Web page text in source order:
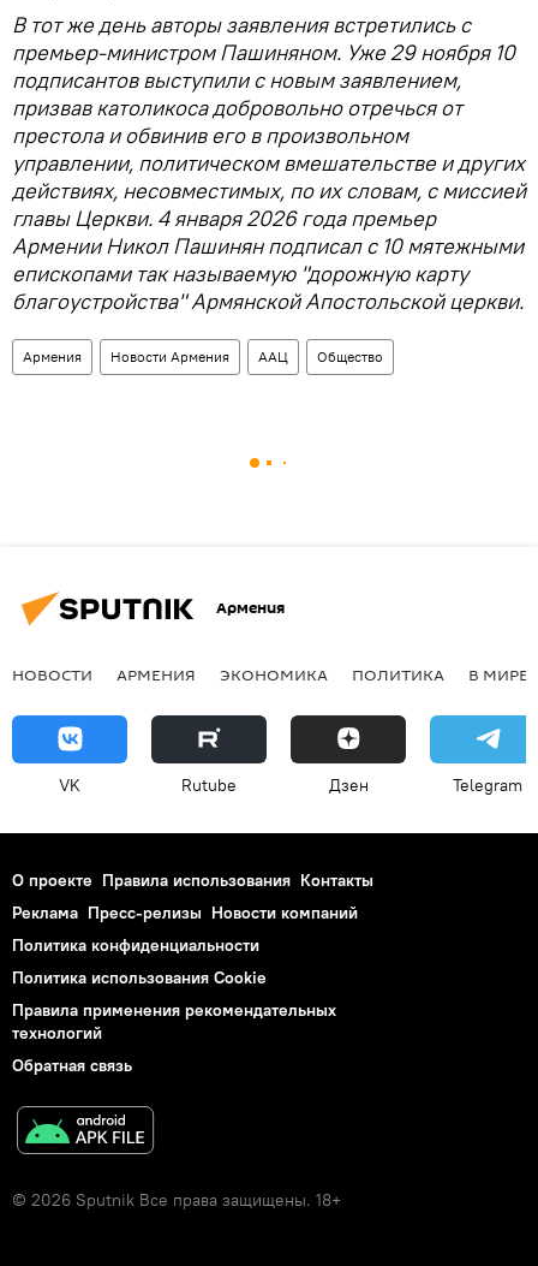
В тот же день авторы заявления встретились с
премьер-министром Пашиняном. Уже 29 ноября 10
подписантов выступили с новым заявлением,
призвав католикоса добровольно отречься от
престола и обвинив его в произвольном
управлении, политическом вмешательстве и других
действиях, несовместимых, по их словам, с миссией
главы Церкви. 4 января 2026 года премьер
Армении Никол Пашинян подписал с 10 мятежными
епископами так называемую "дорожную карту
благоустройства" Армянской Апостольской церкви.
Армения Новости Армения ААЦ Общество
Армения
НОВОСТИ АРМЕНИЯ ЭКОНОМИКА ПОЛИТИКА В МИРЕ
VK Rutube Дзен Telegram
О проекте Правила использования Контакты
Реклама Пресс-релизы Новости компаний
Политика конфиденциальности
Политика использования Cookie
Правила применения рекомендательных
технологий
Обратная связь
© 2026 Sputnik Все права защищены. 18+